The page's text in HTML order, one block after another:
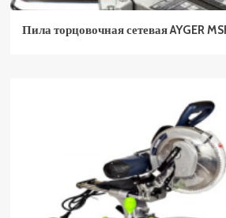
Пила торцовочная сетевая AYGER